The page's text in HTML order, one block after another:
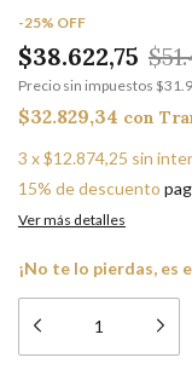
-25% OFF
$38.622,75
Precio sin impuestos
$32.829,34 con
3 x$12.874,25 sin
15% de descuento
Ver más detalles
¡No te lo pierdas, es